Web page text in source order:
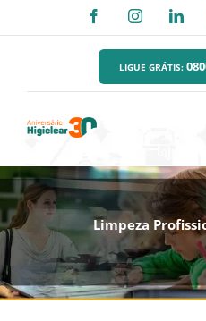
para
FacebookInstagram
LIGUE GRÁTIS:
Limpeza